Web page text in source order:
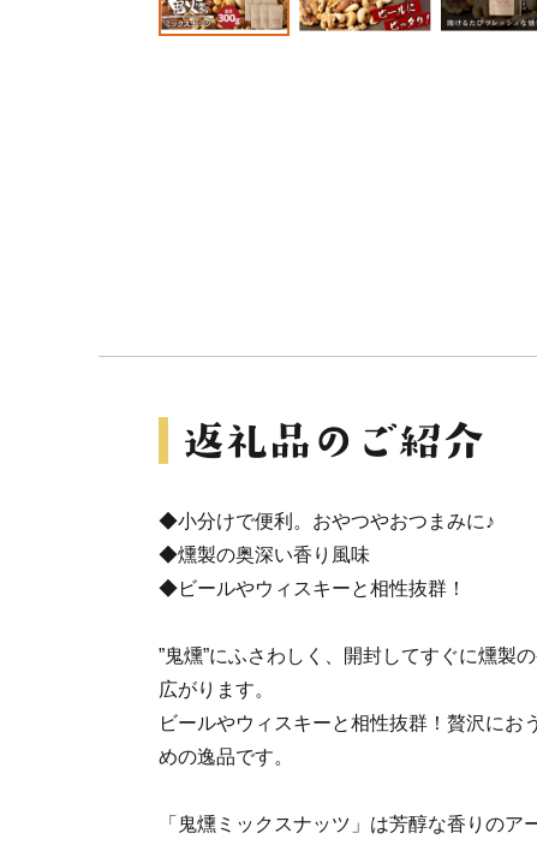
◆小分けで便利。おやつやおつまみに♪
◆燻製の奥深い香り風味
◆ビールやウィスキーと相性抜群！
”鬼燻”にふさわしく、開封してすぐに燻製
広がります。
ビールやウィスキーと相性抜群！贅沢にお
めの逸品です。
「鬼燻ミックスナッツ」は芳醇な香りのア